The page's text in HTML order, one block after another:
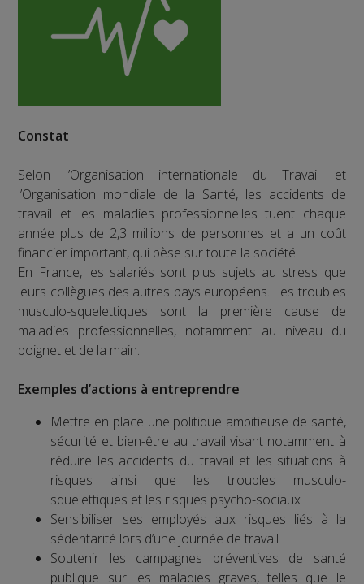
Constat
Selon l’Organisation internationale du Travail et
l’Organisation mondiale de la Santé, les accidents de
travail et les maladies professionnelles tuent chaque
année plus de 2,3 millions de personnes et a un coût
financier important, qui pèse sur toute la société.
En France, les salariés sont plus sujets au stress que
leurs collègues des autres pays européens. Les troubles
musculo-squelettiques sont la première cause de
maladies professionnelles, notamment au niveau du
poignet et de la main.
Exemples d’actions à entreprendre
Mettre en place une politique ambitieuse de santé,
sécurité et bien-être au travail visant notamment à
réduire les accidents du travail et les situations à
risques ainsi que les troubles musculo-
squelettiques et les risques psycho-sociaux
Sensibiliser ses employés aux risques liés à la
sédentarité lors d’une journée de travail
Soutenir les campagnes préventives de santé
publique sur les maladies graves, telles que le